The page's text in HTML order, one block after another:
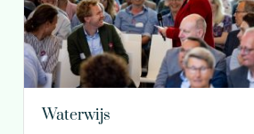
Waterwijs